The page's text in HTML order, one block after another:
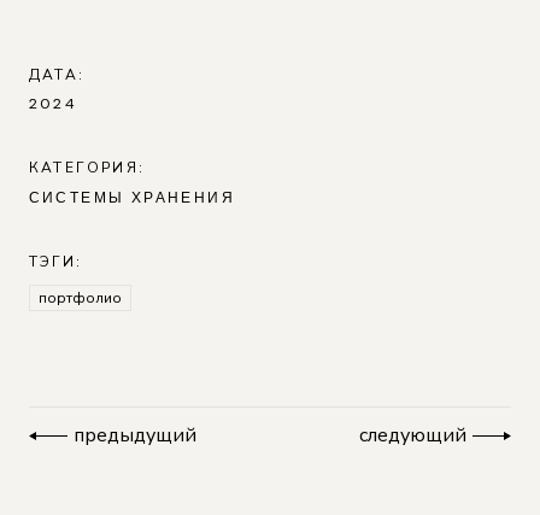
ДАТА:
2024
КАТЕГОРИЯ:
СИСТЕМЫ ХРАНЕНИЯ
ТЭГИ:
портфолио
предыдущий следующий